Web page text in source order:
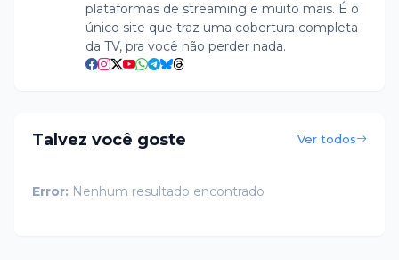
plataformas de streaming e muito mais. É o
único site que traz uma cobertura completa
da TV, pra você não perder nada.
Talvez você goste Ver todos
Error: Nenhum resultado encontrado